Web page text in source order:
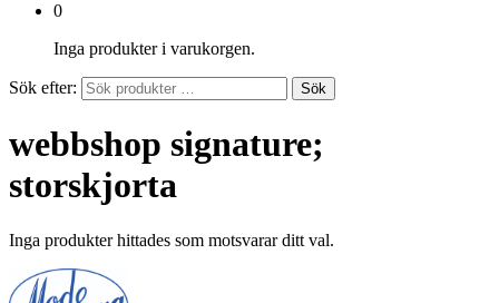
0
Inga produkter i varukorgen.
Sök efter: Sök
webbshop signature;
storskjorta
Inga produkter hittades som motsvarar ditt val.